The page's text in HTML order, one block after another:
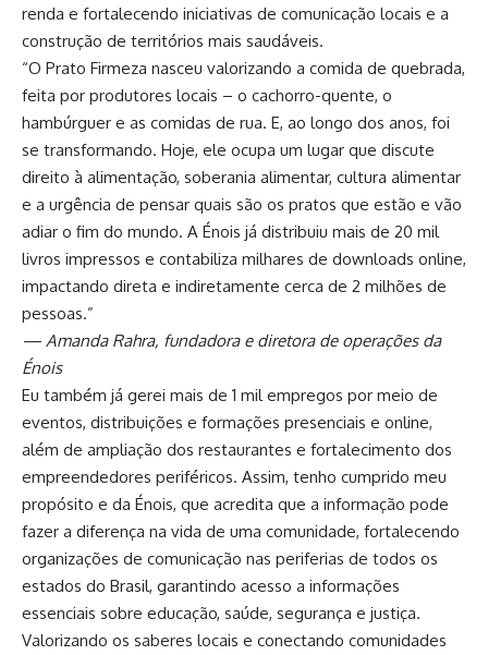
renda e fortalecendo iniciativas de comunicação locais e a
construção de territórios mais saudáveis.
“O Prato Firmeza nasceu valorizando a comida de quebrada,
feita por produtores locais – o cachorro-quente, o
hambúrguer e as comidas de rua. E, ao longo dos anos, foi
se transformando. Hoje, ele ocupa um lugar que discute
direito à alimentação, soberania alimentar, cultura alimentar
e a urgência de pensar quais são os pratos que estão e vão
adiar o fim do mundo. A Énois já distribuiu mais de 20 mil
livros impressos e contabiliza milhares de downloads online,
impactando direta e indiretamente cerca de 2 milhões de
pessoas.”
— Amanda Rahra, fundadora e diretora de operações da
Énois
Eu também já gerei mais de 1 mil empregos por meio de
eventos, distribuições e formações presenciais e online,
além de ampliação dos restaurantes e fortalecimento dos
empreendedores periféricos. Assim, tenho cumprido meu
propósito e da Énois, que acredita que a informação pode
fazer a diferença na vida de uma comunidade, fortalecendo
organizações de comunicação nas periferias de todos os
estados do Brasil, garantindo acesso a informações
essenciais sobre educação, saúde, segurança e justiça.
Valorizando os saberes locais e conectando comunidades